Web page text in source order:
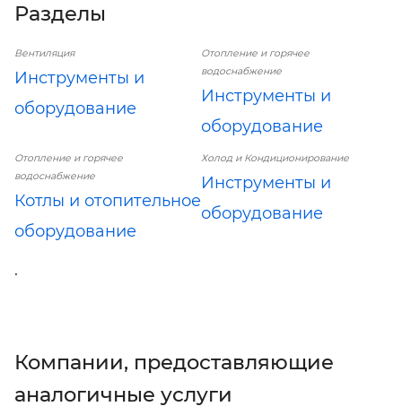
Разделы
Вентиляция
Инструменты и
оборудование
Отопление и горячее
водоснабжение
Инструменты и
оборудование
Отопление и горячее
водоснабжение
Котлы и отопительное
оборудование
Холод и Кондиционирование
Инструменты и
оборудование
.
Компании, предоставляющие
аналогичные услуги